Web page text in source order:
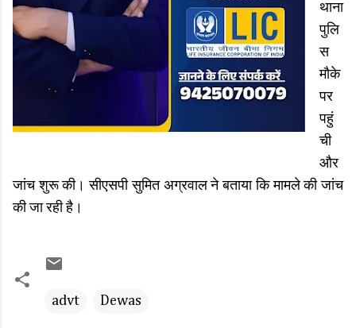
थाना
पुलि
स
मौके
पर
पहुं
ची
और
जांच शुरू की। सीएसपी सुमित अग्रवाल ने बताया कि मामले की जांच
की जा रही है।
advt Dewas